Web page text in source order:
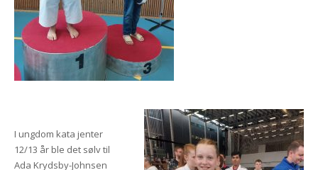
I ungdom kata jenter
12/13 år ble det sølv til
Ada Krydsby-Johnsen